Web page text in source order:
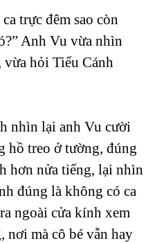
trực đêm sao còn
Anh Vu vừa nhìn
vừa hỏi Tiểu Cánh
nhìn lại anh Vu cười
hồ treo ở tường, đúng
hơn nửa tiếng, lại nhìn
đúng là không có ca
ngoài cửa kính xem
nơi mà cô bé vẫn hay